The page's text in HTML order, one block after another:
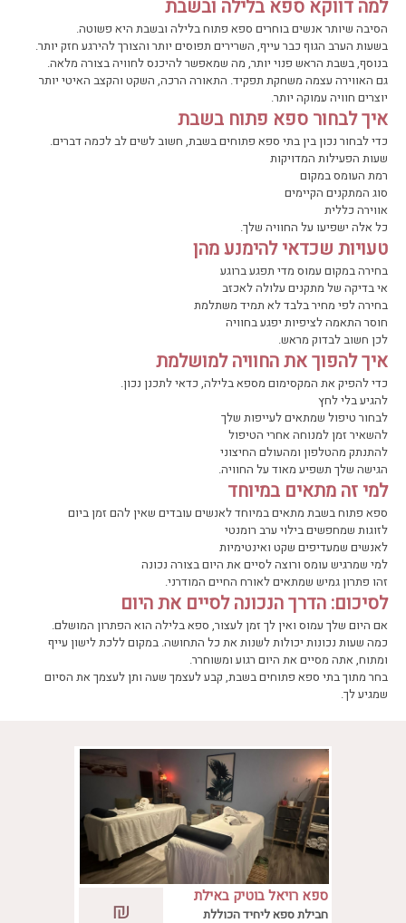
למה דווקא ספא בלילה ובשבת
הסיבה שיותר אנשים בוחרים ספא פתוח בלילה ובשבת היא פשוטה.
בשעות הערב הגוף כבר עייף, השרירים תפוסים יותר והצורך להירגע חזק יותר.
בנוסף, בשבת הראש פנוי יותר, מה שמאפשר להיכנס לחוויה בצורה מלאה.
גם האווירה עצמה משחקת תפקיד. התאורה הרכה, השקט והקצב האיטי יותר
יוצרים חוויה עמוקה יותר.
איך לבחור ספא פתוח בשבת
כדי לבחור נכון בין בתי ספא פתוחים בשבת, חשוב לשים לב לכמה דברים.
שעות הפעילות המדויקות
רמת העומס במקום
סוג המתקנים הקיימים
אווירה כללית
כל אלה ישפיעו על החוויה שלך.
טעויות שכדאי להימנע מהן
בחירה במקום עמוס מדי תפגע ברוגע
אי בדיקה של מתקנים עלולה לאכזב
בחירה לפי מחיר בלבד לא תמיד משתלמת
חוסר התאמה לציפיות יפגע בחוויה
לכן חשוב לבדוק מראש.
איך להפוך את החוויה למושלמת
כדי להפיק את המקסימום מספא בלילה, כדאי לתכנן נכון.
להגיע בלי לחץ
לבחור טיפול שמתאים לעייפות שלך
להשאיר זמן למנוחה אחרי הטיפול
להתנתק מהטלפון ומהעולם החיצוני
הגישה שלך תשפיע מאוד על החוויה.
למי זה מתאים במיוחד
ספא פתוח בשבת מתאים במיוחד לאנשים עובדים שאין להם זמן ביום
לזוגות שמחפשים בילוי ערב רומנטי
לאנשים שמעדיפים שקט ואינטימיות
למי שמרגיש עומס ורוצה לסיים את היום בצורה נכונה
זהו פתרון גמיש שמתאים לאורח החיים המודרני.
לסיכום: הדרך הנכונה לסיים את היום
אם היום שלך עמוס ואין לך זמן לעצור, ספא בלילה הוא הפתרון המושלם.
כמה שעות נכונות יכולות לשנות את כל התחושה. במקום ללכת לישון עייף
ומתוח, אתה מסיים את היום רגוע ומשוחרר.
בחר מתוך בתי ספא פתוחים בשבת, קבע לעצמך שעה ותן לעצמך את הסיום
שמגיע לך.
יש רגעים שבהם הגוף אומר לנו לעצור, והנפש
רק מחכה שתשימי לב. ברויאל בוטיק, זה בדיוק
₪ ספא רויאל בוטיק באילת
חבילת ספא ליחיד הכוללת